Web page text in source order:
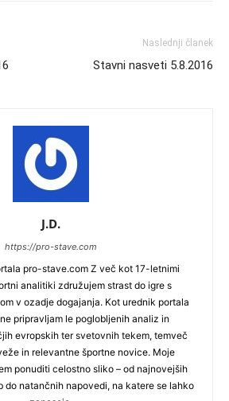
Naslednji članek
Stavni nasveti 5.8.2016
J.D.
https://pro-stave.com
pro-stave.com Z več kot 17-letnimi
analitiki združujem strast do igre s
v ozadje dogajanja. Kot urednik portala
pripravljam le poglobljenih analiz in
evropskih ter svetovnih tekem, temveč
in relevantne športne novice. Moje
ponuditi celostno sliko – od najnovejših
do natančnih napovedi, na katere se lahko